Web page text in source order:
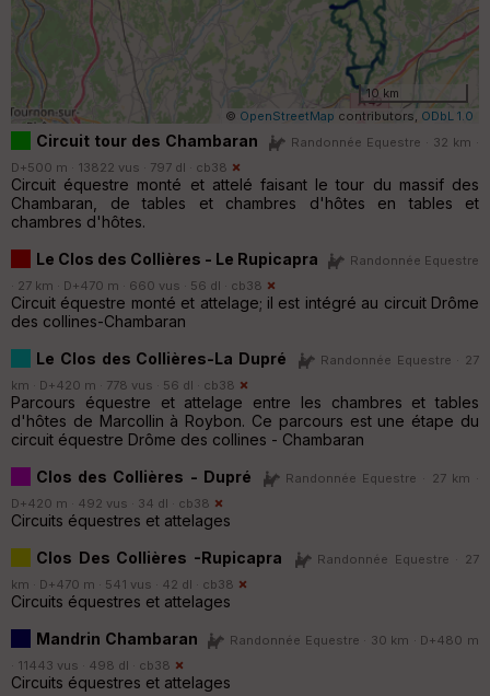
10 km
© OpenStreetMap contributors, ODbL 1.0
Circuit tour des Chambaran
Randonnée Equestre · 32 km ·
D+500 m · 13822 vus · 797 dl · cb38
Circuit équestre monté et attelé faisant le tour du massif des
Chambaran, de tables et chambres d'hôtes en tables et
chambres d'hôtes.
Le Clos des Collières - Le Rupicapra
Randonnée Equestre
· 27 km · D+470 m · 660 vus · 56 dl · cb38
Circuit équestre monté et attelage; il est intégré au circuit Drôme
des collines-Chambaran
Le Clos des Collières-La Dupré
Randonnée Equestre · 27
km · D+420 m · 778 vus · 56 dl · cb38
Parcours équestre et attelage entre les chambres et tables
d'hôtes de Marcollin à Roybon. Ce parcours est une étape du
circuit équestre Drôme des collines - Chambaran
Clos des Collières - Dupré
Randonnée Equestre · 27 km ·
D+420 m · 492 vus · 34 dl · cb38
Circuits équestres et attelages
Clos Des Collières -Rupicapra
Randonnée Equestre · 27
km · D+470 m · 541 vus · 42 dl · cb38
Circuits équestres et attelages
Mandrin Chambaran
Randonnée Equestre · 30 km · D+480 m
· 11443 vus · 498 dl · cb38
Circuits équestres et attelages